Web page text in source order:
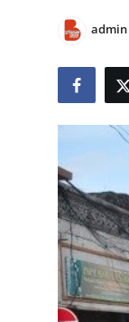
admin